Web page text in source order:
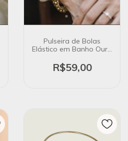
Pulseira de Bolas
Elástico em Banho Ouro
R$59,00